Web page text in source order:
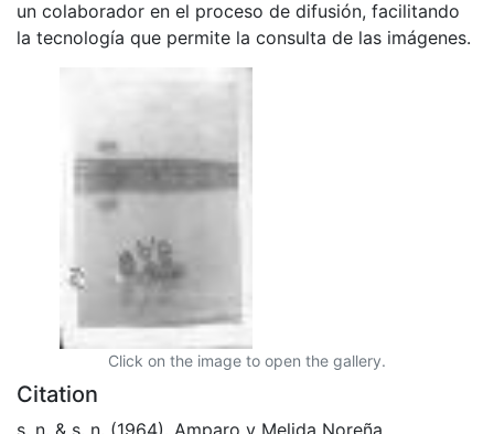
un colaborador en el proceso de difusión, facilitando
la tecnología que permite la consulta de las imágenes.
Click on the image to open the gallery.
Citation
s. n. & s. n. (1964). Amparo y Melida Noreña